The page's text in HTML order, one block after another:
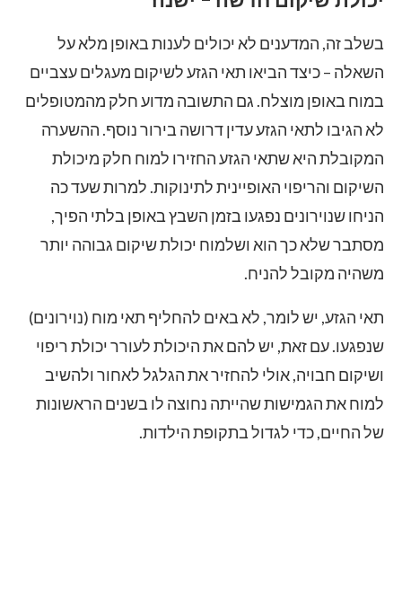
בשלב זה, המדענים לא יכולים לענות באופן מלא על
השאלה – כיצד הביאו תאי הגזע לשיקום מעגלים עצביים
במוח באופן מוצלח. גם התשובה מדוע חלק מהמטופלים
לא הגיבו לתאי הגזע עדין דרושה בירור נוסף. ההשערה
המקובלת היא שתאי הגזע החזירו למוח חלק מיכולת
השיקום והריפוי האופיינית לתינוקות. למרות שעד כה
הניחו שנוירונים נפגעו בזמן השבץ באופן בלתי הפיך,
מסתבר שלא כך הוא ושלמוח יכולת שיקום גבוהה יותר
משהיה מקובל להניח.
תאי הגזע, יש לומר, לא באים להחליף תאי מוח (נוירונים)
שנפגעו. עם זאת, יש להם את היכולת לעורר יכולת ריפוי
ושיקום חבויה, אולי להחזיר את הגלגל לאחור ולהשיב
למוח את הגמישות שהייתה נחוצה לו בשנים הראשונות
של החיים, כדי לגדול בתקופת הילדות.